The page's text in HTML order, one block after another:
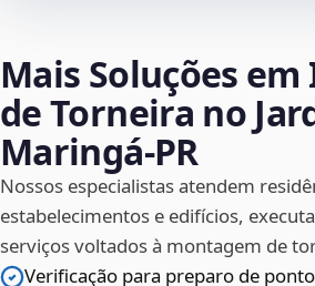
Mais Soluções
de Torneira no
Maringá‑PR
Nossos especialistas atendem
estabelecimentos e edifícios,
serviços voltados à montagem de
Verificação para preparo de